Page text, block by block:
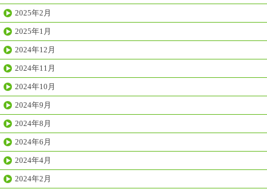
2025年2月
2025年1月
2024年12月
2024年11月
2024年10月
2024年9月
2024年8月
2024年6月
2024年4月
2024年2月